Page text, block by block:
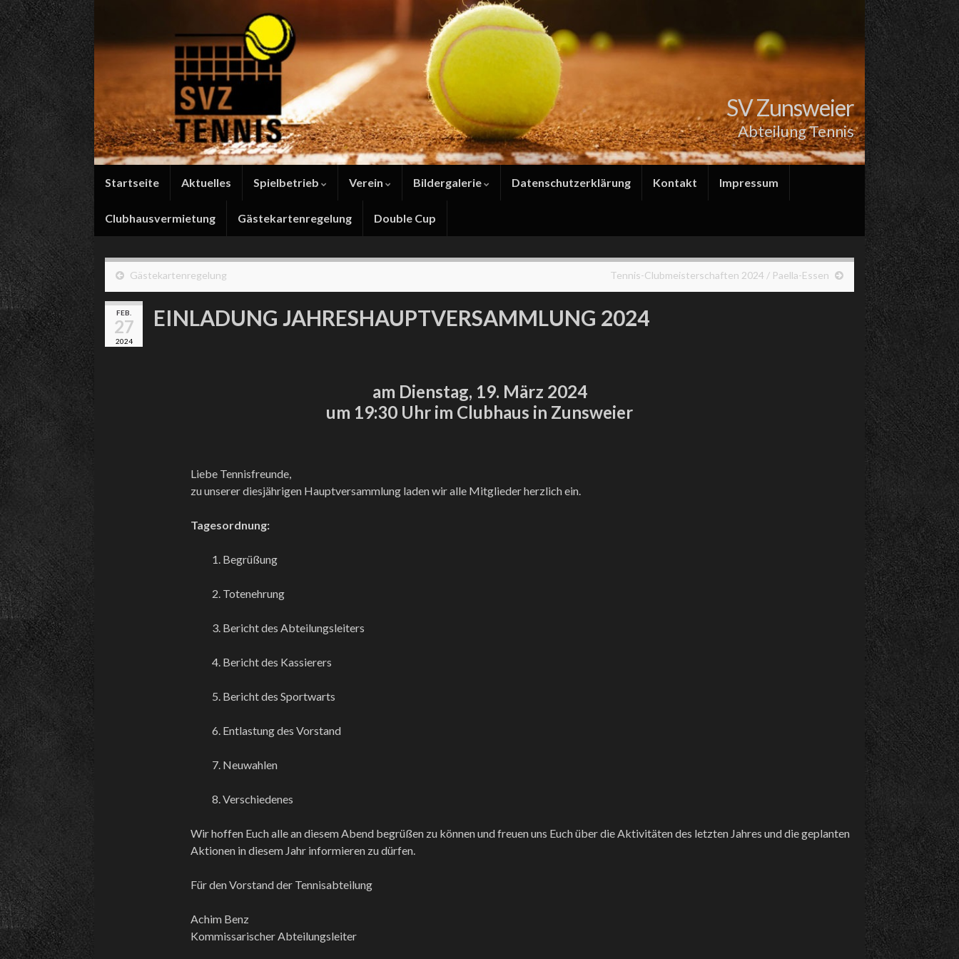
SV Zunsweier
Abteilung Tennis
Startseite Aktuelles Spielbetrieb Verein Bildergalerie Datenschutzerklärung Kontakt Impressum
Clubhausvermietung Gästekartenregelung Double Cup
Gästekartenregelung Tennis-Clubmeisterschaften 2024 / Paella-Essen
FEB.
27
2024
EINLADUNG JAHRESHAUPTVERSAMMLUNG 2024
am Dienstag, 19. März 2024
um 19:30 Uhr im Clubhaus in Zunsweier
Liebe Tennisfreunde,
zu unserer diesjährigen Hauptversammlung laden wir alle Mitglieder herzlich ein.
Tagesordnung:
1. Begrüßung
2. Totenehrung
3. Bericht des Abteilungsleiters
4. Bericht des Kassierers
5. Bericht des Sportwarts
6. Entlastung des Vorstand
7. Neuwahlen
8. Verschiedenes
Wir hoffen Euch alle an diesem Abend begrüßen zu können und freuen uns Euch über die Aktivitäten des letzten Jahres und die geplanten
Aktionen in diesem Jahr informieren zu dürfen.
Für den Vorstand der Tennisabteilung
Achim Benz
Kommissarischer Abteilungsleiter